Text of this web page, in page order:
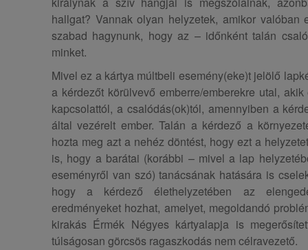
hallgat? Vannak olyan helyzetek, amikor valóban
szabad hagynunk, hogy az – időnként talán
minket.
Mivel ez a kártya múltbeli esemény(eke)t jelölő
a kérdezőt körülvevő emberre/emberekre utal,
kapcsolattól, a csalódás(ok)tól, amennyiben a
által vezérelt ember. Talán a kérdező a
hozta meg azt a nehéz döntést, hogy ezt a
is, hogy a barátai (korábbi – mivel a lap
eseményről van szó) tanácsának hatására is
hogy a kérdező élethelyzetében az
eredményeket hozhat, amelyet, megoldandó
kirakás Érmék Négyes kártyalapja is
túlságosan görcsös ragaszkodás nem célravezető.